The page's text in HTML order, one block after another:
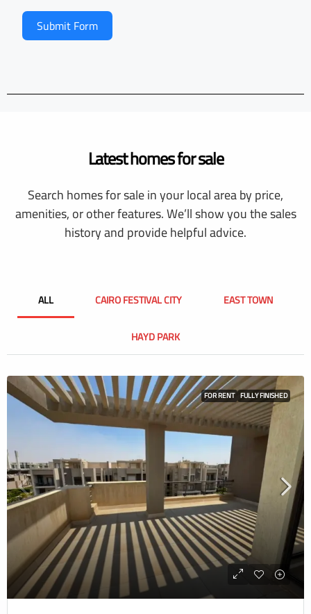
Submit Form
Latest homes for sale
Search homes for sale in your local area by price,
amenities, or other features. We’ll show you the sales
history and provide helpful advice.
ALL CAIRO FESTIVAL CITY EAST TOWN
HAYD PARK
FOR RENT FULLY FINISHED